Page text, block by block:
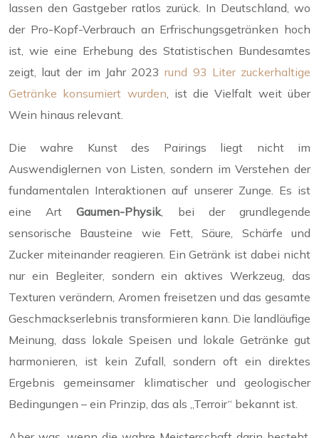
lassen den Gastgeber ratlos zurück. In Deutschland, wo
der Pro-Kopf-Verbrauch an Erfrischungsgetränken hoch
ist, wie eine Erhebung des Statistischen Bundesamtes
zeigt, laut der im Jahr 2023rund 93 Liter zuckerhaltige
Getränke konsumiert wurden, ist die Vielfalt weit über
Wein hinaus relevant.
Die wahre Kunst des Pairings liegt nicht im
Auswendiglernen von Listen, sondern im Verstehen der
fundamentalen Interaktionen auf unserer Zunge. Es ist
eine ArtGaumen-Physik, bei der grundlegende
sensorische Bausteine wie Fett, Säure, Schärfe und
Zucker miteinander reagieren. Ein Getränk ist dabei nicht
nur ein Begleiter, sondern ein aktives Werkzeug, das
Texturen verändern, Aromen freisetzen und das gesamte
Geschmackserlebnis transformieren kann. Die landläufige
Meinung, dass lokale Speisen und lokale Getränke gut
harmonieren, ist kein Zufall, sondern oft ein direktes
Ergebnis gemeinsamer klimatischer und geologischer
Bedingungen – ein Prinzip, das als „Terroir“ bekannt ist.